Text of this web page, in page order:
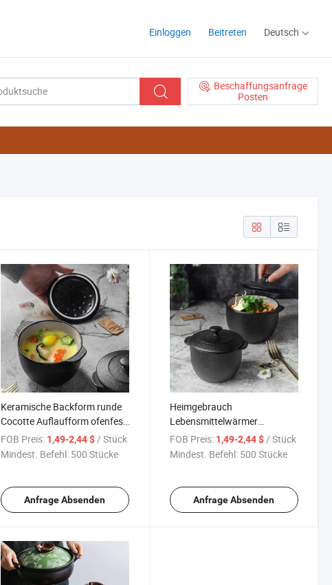
Einloggen Beitreten Deutsch
Beschaffungsanfrage
Posten
Keramische Backform runde
Cocotte Auflaufform ofenfest
Mini Suppentopf mit Deckel
FOB Preis: 1,49-2,44 $/ Stück
Mindest. Befehl: 500 Stücke
Anfrage Absenden
Heimgebrauch
Lebensmittelwärmer
Gusseisenoptik Schwarzes
Geschirr Mini
FOB Preis: 1,49-2,44 $/ Stück
Mindest. Befehl: 500 Stücke
Anfrage Absenden